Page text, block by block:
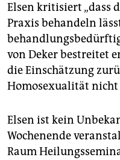
Elsen kritisiert „dass
Praxis behandeln
von Deker bestreitet
die Einschätzung
Homosexualität
Elsen ist kein
Wochenende
Raum